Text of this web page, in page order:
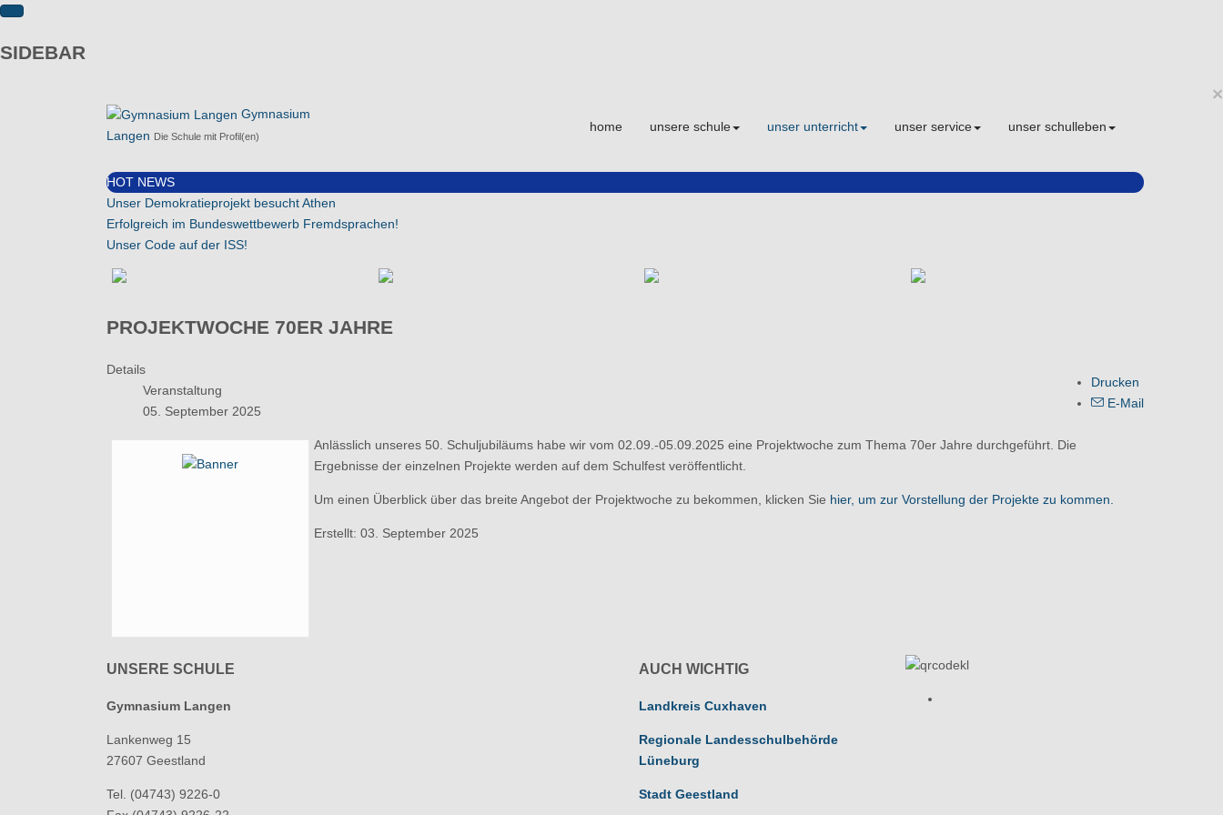
SIDEBAR
×
Gymnasium
Langen Die Schule mit Profil(en)
home unsere schule unser unterricht unser service unser schulleben
HOT NEWS
Unser Demokratieprojekt besucht Athen
Erfolgreich im Bundeswettbewerb Fremdsprachen!
Unser Code auf der ISS!
PROJEKTWOCHE 70ER JAHRE
Drucken
E-Mail
Details
Veranstaltung
05. September 2025
Anlässlich unseres 50. Schuljubiläums habe wir vom 02.09.-05.09.2025 eine Projektwoche zum Thema 70er Jahre durchgeführt. Die
Ergebnisse der einzelnen Projekte werden auf dem Schulfest veröffentlicht.
Um einen Überblick über das breite Angebot der Projektwoche zu bekommen, klicken Sie hier, um zur Vorstellung der Projekte zu kommen.
Erstellt: 03. September 2025
UNSERE SCHULE
Gymnasium Langen
Lankenweg 15
27607 Geestland
Tel. (04743) 9226-0
AUCH WICHTIG
Landkreis Cuxhaven
Regionale Landesschulbehörde
Lüneburg
Stadt Geestland